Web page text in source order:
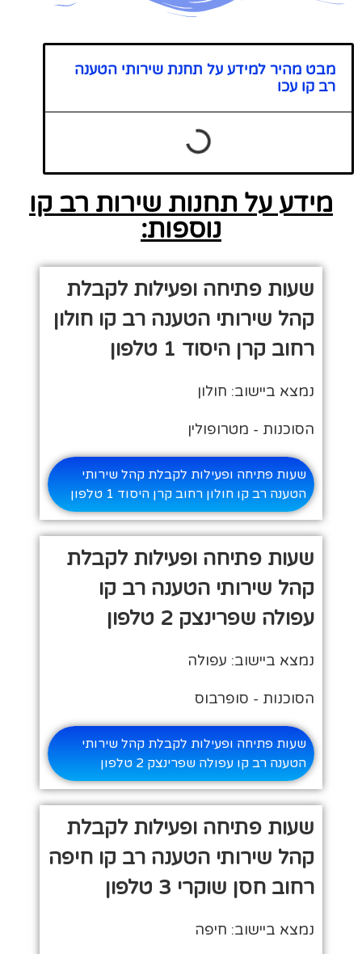
מבט מהיר למידע על תחנת שירותי הטענה
רב קו עכו
מידע על תחנות שירות רב קו
נוספות:
שעות פתיחה ופעילות לקבלת
קהל שירותי הטענה רב קו חולון
רחוב קרן היסוד 1 טלפון
נמצא ביישוב: חולון
הסוכנות - מטרופולין
שעות פתיחה ופעילות לקבלת קהל שירותי
הטענה רב קו חולון רחוב קרן היסוד 1 טלפון
שעות פתיחה ופעילות לקבלת
קהל שירותי הטענה רב קו
עפולה שפרינצק 2 טלפון
נמצא ביישוב: עפולה
הסוכנות - סופרבוס
שעות פתיחה ופעילות לקבלת קהל שירותי
הטענה רב קו עפולה שפרינצק 2 טלפון
שעות פתיחה ופעילות לקבלת
קהל שירותי הטענה רב קו חיפה
רחוב חסן שוקרי 3 טלפון
נמצא ביישוב: חיפה